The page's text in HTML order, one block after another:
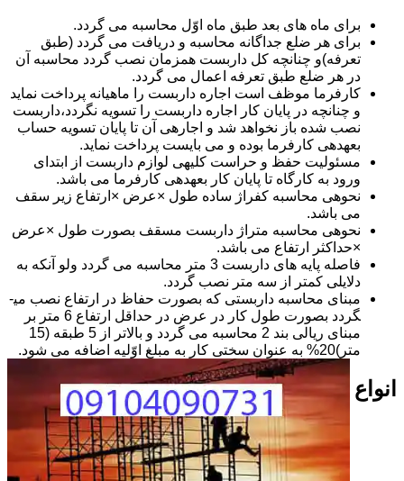
برای ماه های بعد طبق ماه اوّل محاسبه می گردد.
برای هر ضلع جداگانه محاسبه و دریافت می گردد (طبق
تعرفه)و چنانچه کل داربست همزمان نصب گردد محاسبه آن
در هر ضلع طبق تعرفه اعمال می گردد.
کارفرما موظف است اجاره داربست را ماهیانه پرداخت نماید
و چنانچه در پایان کار اجاره داربست را تسویه نگردد،داربست
نصب شده باز نخواهد شد و اجاره­ی آن تا پایان تسویه حساب
بعهده­ی کارفرما بوده و می بایست پرداخت نماید.
مسئولیت حفظ و حراست کلیه­ی لوازم داربست از ابتدای
ورود به کارگاه تا پایان کار بعهده­ی کارفرما می باشد.
نحوه­ی محاسبه کفراژ ساده طول ×عرض ×ارتفاع زیر سقف
می باشد.
نحوه­ی محاسبه متراژ داربست مسقف بصورت طول ×عرض
×حداکثر ارتفاع می باشد.
فاصله پایه های داربست 3 متر محاسبه می گردد ولو آنکه به
دلایلی کمتر از سه متر نصب گردد.
مبنای محاسبه داربستی که بصورت حفاظ در ارتفاع نصب می­
گردد بصورت طول کار در عرض در حداقل ارتفاع 6 متر بر
مبنای ریالی بند 2 محاسبه می گردد و بالاتر از 5 طبقه (15
متر)20% به عنوان سختی کار به مبلغ اوّلیه اضافه می شود.
انواع